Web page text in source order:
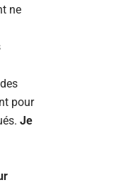
ne
pour
Je